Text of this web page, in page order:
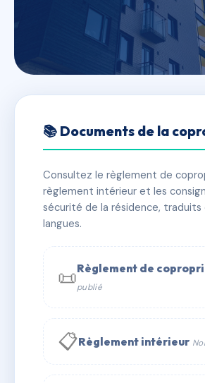
DOMAINE BLEU
✓ Immatriculée 🏠 116 lots 🏗 3
📞 Contacter Syndic Digital
📚 Documents de la
Consultez le règlement de
règlement intérieur et les
sécurité de la résidence, traduits
langues.
📜Règlement de
publié
📋Règlement intérieur